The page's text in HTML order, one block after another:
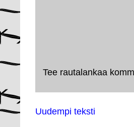
Tee rautalankaa
Uudempi teksti